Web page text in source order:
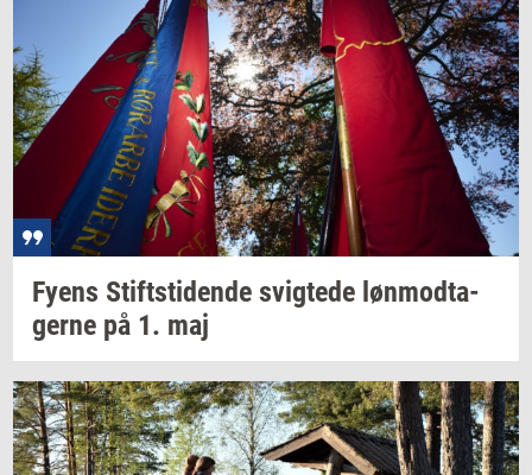
Fyens Stift­s­ti­den­de svig­te­de løn­mod­ta­
ger­ne på 1. maj